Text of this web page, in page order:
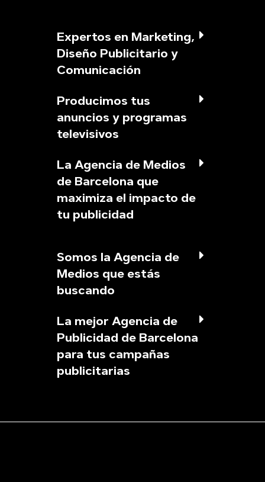
Expertos en Marketing,
Diseño Publicitario y
Comunicación
Producimos tus
anuncios y programas
televisivos
La Agencia de Medios
de Barcelona que
maximiza el impacto de
tu publicidad
Somos la Agencia de
Medios que estás
buscando
La mejor Agencia de
Publicidad de Barcelona
para tus campañas
publicitarias